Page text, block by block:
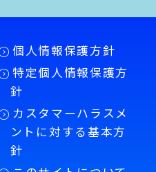
個人情報保護方針
特定個人情報保護方
針
カスタマーハラスメ
ントに対する基本方
針